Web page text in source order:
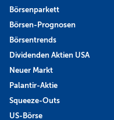
Börsenparkett
Börsen-Prognosen
Börsentrends
Dividenden Aktien USA
Neuer Markt
Palantir-Aktie
Squeeze-Outs
US-Börse